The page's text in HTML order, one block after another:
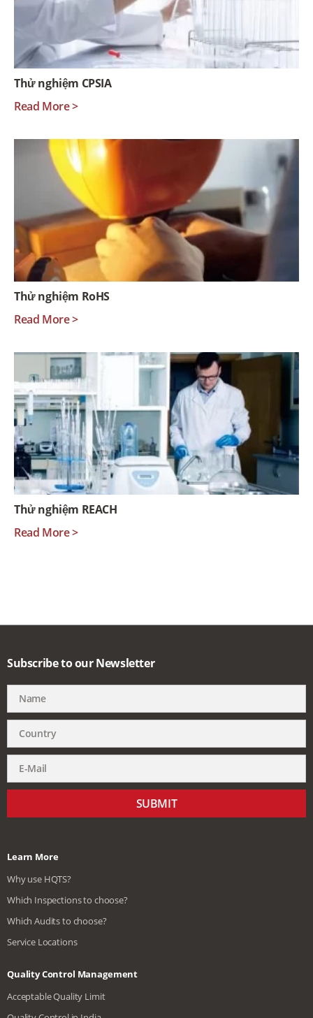
Thử nghiệm CPSIA
Read More >
Thử nghiệm RoHS
Read More >
Thử nghiệm REACH
Read More >
Subscribe to our Newsletter
SUBMIT
Learn More
Why use HQTS?
Which Inspections to choose?
Which Audits to choose?
Service Locations
Quality Control Management
Acceptable Quality Limit